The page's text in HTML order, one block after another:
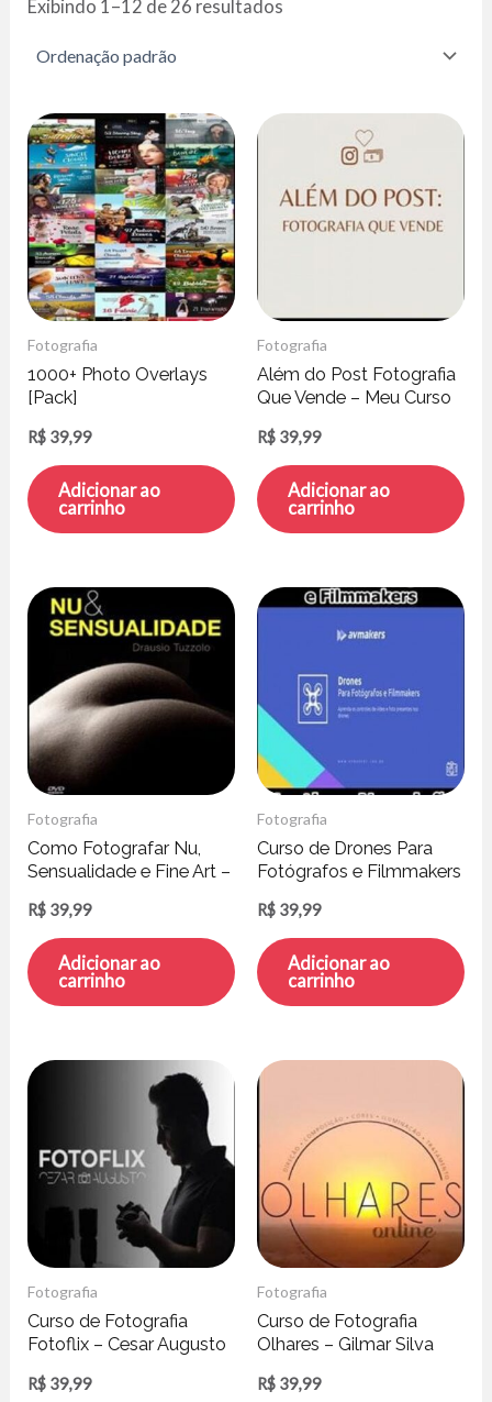
Exibindo 1–12 de 26 resultados
Fotografia
1000+ Photo Overlays
[Pack]
R$ 39,99
Adicionar ao
carrinho
Fotografia
Além do Post Fotografia
Que Vende – Meu Curso
R$ 39,99
Adicionar ao
carrinho
Fotografia
Como Fotografar Nu,
Sensualidade e Fine Art –
R$ 39,99
Adicionar ao
carrinho
Fotografia
Curso de Drones Para
Fotógrafos e Filmmakers
R$ 39,99
Adicionar ao
carrinho
Fotografia
Curso de Fotografia
Fotoflix – Cesar Augusto
R$ 39,99
Fotografia
Curso de Fotografia
Olhares – Gilmar Silva
R$ 39,99